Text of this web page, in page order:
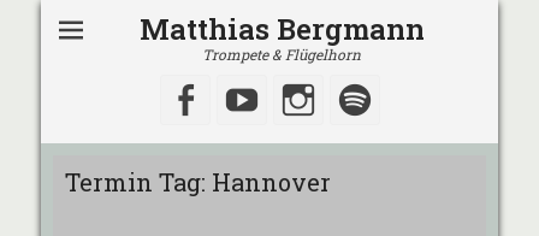
Matthias Bergmann
Trompete & Flügelhorn
Facebook
YouTubeInstagram
Termin Tag: Hannover